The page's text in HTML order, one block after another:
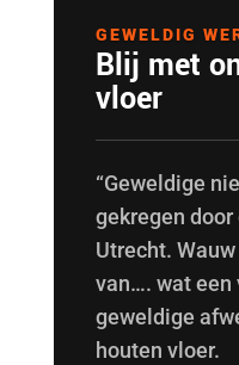
GEWELDIG
Blij met
vloer
“Geweldige
gekregen door
Utrecht.
van…. wat een
geweldige
houten vloer.